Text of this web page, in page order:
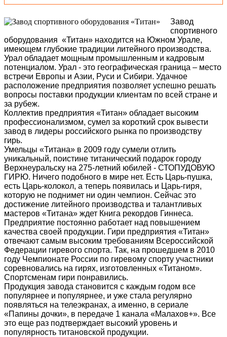
Завод
спортивного
оборудования «Титан» находится на Южном Урале,
имеющем глубокие традиции литейного производства.
Урал обладает мощным промышленным и кадровым
потенциалом. Урал - это географическая граница – место
встречи Европы и Азии, Руси и Сибири. Удачное
расположение предприятия позволяет успешно решать
вопросы поставки продукции клиентам по всей стране и
за рубеж.
Коллектив предприятия «Титан» обладает высоким
профессионализмом, сумел за короткий срок вывести
завод в лидеры российского рынка по производству
гирь.
Умельцы «Титана» в 2009 году сумели отлить
уникальный, поистине титанический подарок городу
Верхнеуральску на 275-летний юбилей - СТОПУДОВУЮ
ГИРЮ. Ничего подобного в мире нет. Есть Царь-пушка,
есть Царь-колокол, а теперь появилась и Царь-гиря,
которую не поднимет ни один чемпион. Сейчас это
достижение литейного производства и талантливых
мастеров «Титана» ждет Книга рекордов Гиннеса.
Предприятие постоянно работает над повышением
качества своей продукции. Гири предприятия «Титан»
отвечают самым высоким требованиям Всероссийской
Федерации гиревого спорта. Так, на прошедшем в 2010
году Чемпионате России по гиревому спорту участники
соревновались на гирях, изготовленных «Титаном».
Спортсменам гири понравились.
Продукция завода становится с каждым годом все
популярнее и популярнее, и уже стала регулярно
появляться на телеэкранах, а именно, в сериале
«Папины дочки», в передаче 1 канала «Малахов+». Все
это еще раз подтверждает высокий уровень и
популярность титановской продукции.